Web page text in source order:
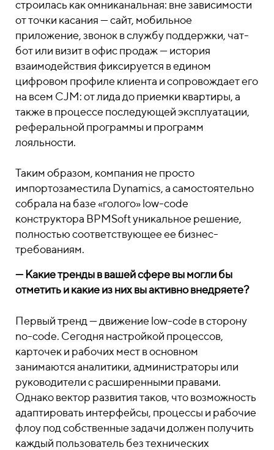
строилась как омниканальная: вне зависимости
от точки касания — сайт, мобильное
приложение, звонок в службу поддержки, чат-
бот или визит в офис продаж — история
взаимодействия фиксируется в едином
цифровом профиле клиента и сопровождает его
на всем CJM: от лида до приемки квартиры, а
также в процессе последующей эксплуатации,
реферальной программы и программ
лояльности.
Таким образом, компания не просто
импортозаместила Dynamics, а самостоятельно
собрала на базе «голого» low-code
конструктора BPMSoft уникальное решение,
полностью соответствующее ее бизнес-
требованиям.
— Какие тренды в вашей сфере вы могли бы
отметить и какие из них вы активно внедряете?
Первый тренд — движение low-code в сторону
no-code. Сегодня настройкой процессов,
карточек и рабочих мест в основном
занимаются аналитики, администраторы или
руководители с расширенными правами.
Однако вектор развития таков, что возможность
адаптировать интерфейсы, процессы и рабочие
флоу под собственные задачи должен получить
каждый пользователь без технических